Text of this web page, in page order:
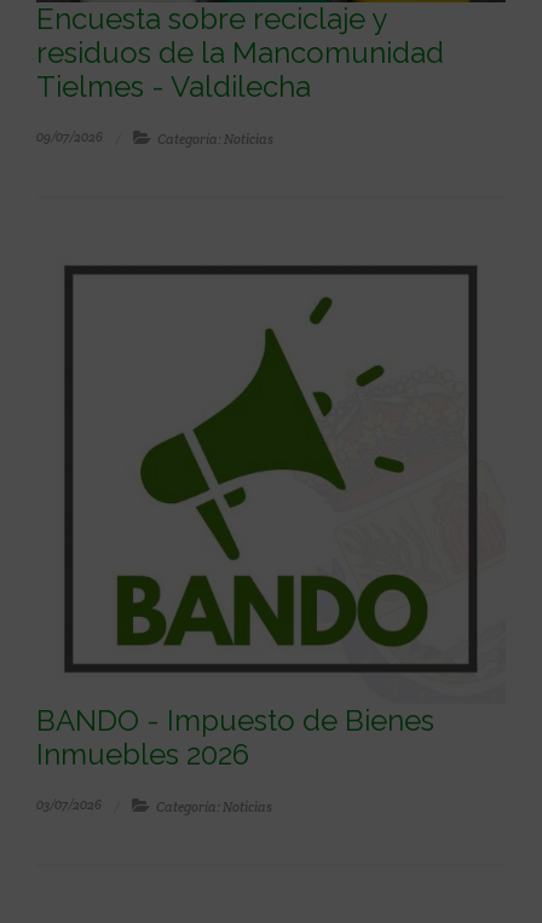
Encuesta sobre reciclaje y
residuos de la Mancomunidad
Tielmes - Valdilecha
09/07/2026 Categoría: Noticias
BANDO - Impuesto de Bienes
Inmuebles 2026
03/07/2026 Categoría: Noticias